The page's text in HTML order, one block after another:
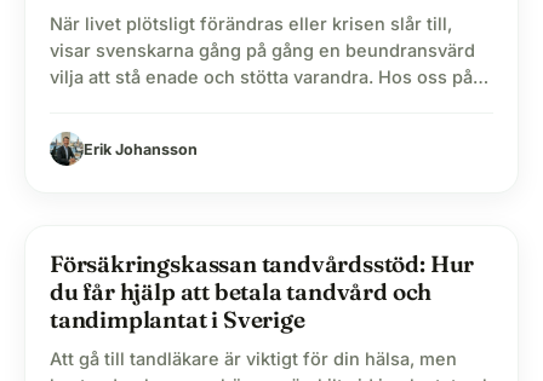
När livet plötsligt förändras eller krisen slår till,
visar svenskarna gång på gång en beundransvärd
vilja att stå enade och stötta varandra. Hos oss på
ledande plattformar för crowdfunding, och vi
bevittnar dagligen kraften i kollektiv givmildhet.
Erik Johansson
labelBlogg
Försäkringskassan tandvårdsstöd: Hur
du får hjälp att betala tandvård och
tandimplantat i Sverige
Att gå till tandläkare är viktigt för din hälsa, men